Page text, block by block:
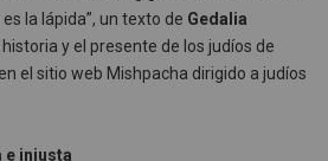
la lápida”, un texto de Gedalia
y el presente de los judíos de
el sitio web Mishpacha dirigido a judíos
e injusta